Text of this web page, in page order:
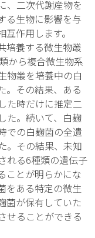
、二次代謝産物を
る生物に影響を与
作用します。
培養する微生物叢
から複合微生物系
物叢を培養中の白
。その結果、ある
た時だけに推定二
た。続いて、白麹
での白麹菌の全遺
。その結果、未知
れる6種類の遺伝子
ことが明らかにな
をある特定の微生
菌が保有していた
せることができる